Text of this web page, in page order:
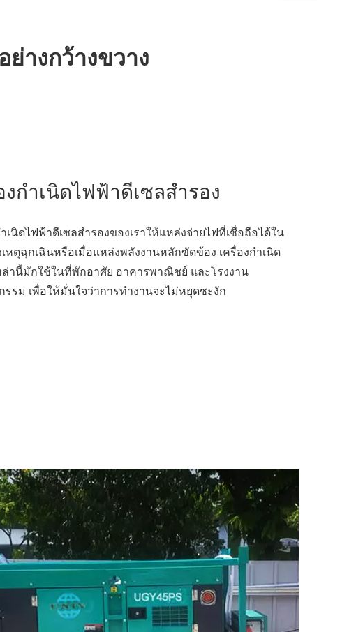
างกว้างขวาง
งกำเนิดไฟฟ้าดีเซลสำรอง
เนิดไฟฟ้าดีเซลสำรองของเราให้แหล่งจ่ายไฟที่เชื่อถือได้ใน
เหตุฉุกเฉินหรือเมื่อแหล่งพลังงานหลักขัดข้อง เครื่องกำเนิด
ล่านี้มักใช้ในที่พักอาศัย อาคารพาณิชย์ และโรงงาน
รรม เพื่อให้มั่นใจว่าการทำงานจะไม่หยุดชะงัก